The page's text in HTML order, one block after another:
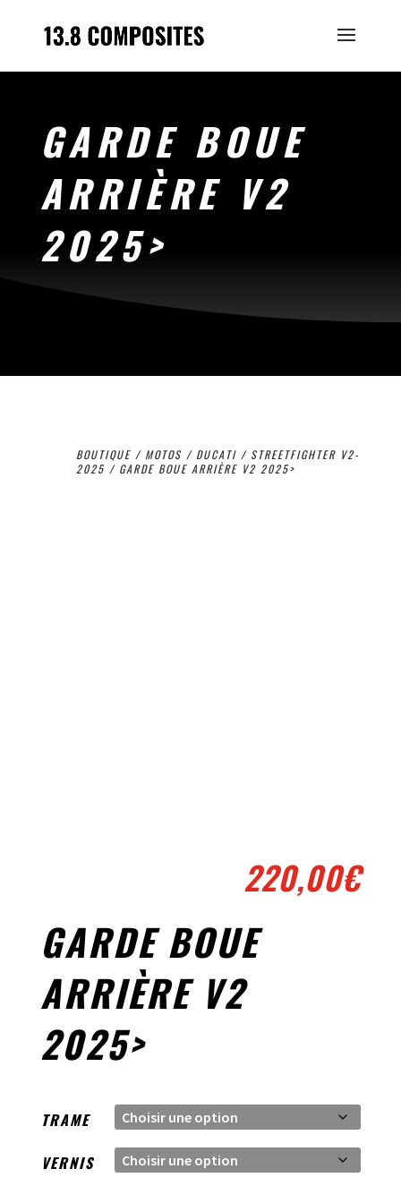
GARDE BOUE
ARRIÈRE V2
2025>
BOUTIQUE/ MOTOS / DUCATI/ STREETFIGHTER V2-
2025/ GARDE BOUE ARRIÈRE V2 2025>
220,00€
GARDE BOUE
ARRIÈRE V2
2025>
TRAME
VERNIS